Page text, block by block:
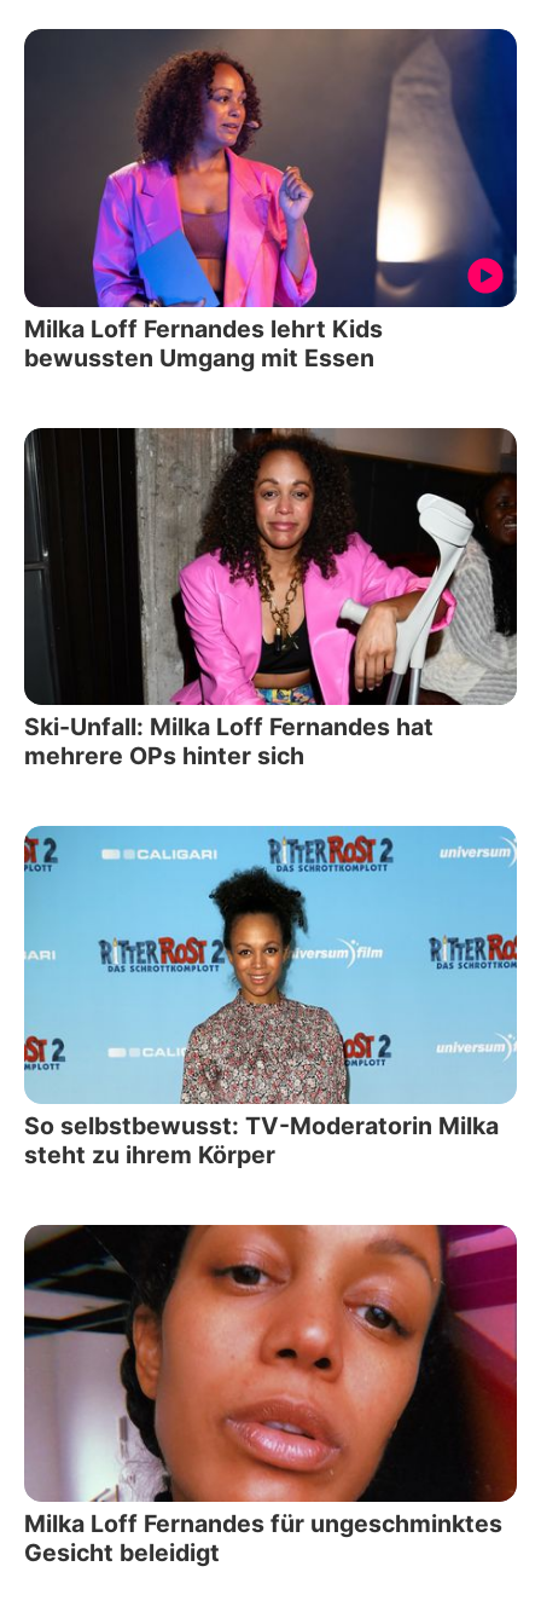
Milka Loff Fernandes lehrt Kids
bewussten Umgang mit Essen
Ski-Unfall: Milka Loff Fernandes hat
mehrere OPs hinter sich
So selbstbewusst: TV-Moderatorin Milka
steht zu ihrem Körper
Milka Loff Fernandes für ungeschminktes
Gesicht beleidigt